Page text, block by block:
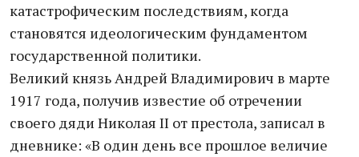
катастрофическим последствиям, когда
становятся идеологическим фундаментом
государственной политики.
Великий князь Андрей Владимирович в марте
1917 года, получив известие об отречении
своего дяди Николая II от престола, записал в
дневнике: «В один день все прошлое величие